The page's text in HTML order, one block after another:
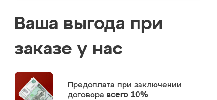
Ваша выгода при
заказе у нас
Предоплата при заключении
договора всего 10%